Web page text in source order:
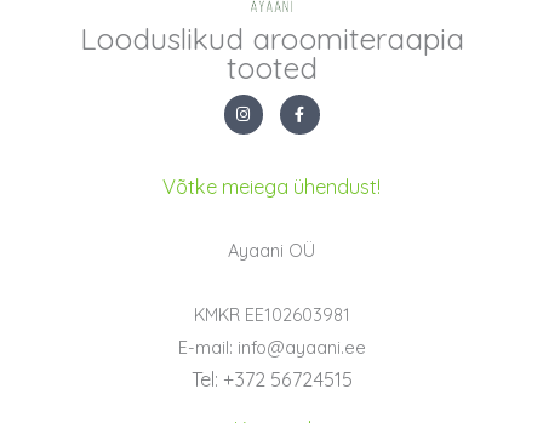
Looduslikud aroomiteraapia
tooted
I
n
s
g
r
F
a
c
o
o
f
Võtke meiega ühendust!
Ayaani OÜ
KMKR EE102603981
E-mail: info@ayaani.ee
Tel: +372 56724515